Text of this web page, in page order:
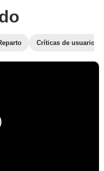
Críticas de usuarios